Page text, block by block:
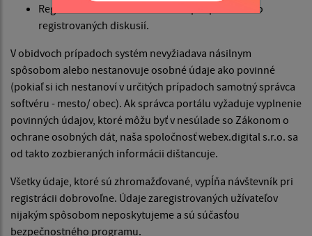
Registrácia užívateľov za účelom prispievania do
registrovaných diskusií.
V obidvoch prípadoch systém nevyžiadava násilnym
spôsobom alebo nestanovuje osobné údaje ako povinné
(pokiaľ si ich nestanoví v určitých prípadoch samotný správca
softvéru - mesto/ obec). Ak správca portálu vyžaduje vyplnenie
povinných údajov, ktoré môžu byť v nesúlade so Zákonom o
ochrane osobných dát, naša spoločnosť webex.digital s.r.o. sa
od takto zozbieraných informácii dištancuje.
Všetky údaje, ktoré sú zhromažďované, vypĺňa návštevník pri
registrácii dobrovoľne. Údaje zaregistrovaných užívateľov
nijakým spôsobom neposkytujeme a sú súčasťou
bezpečnostného programu.